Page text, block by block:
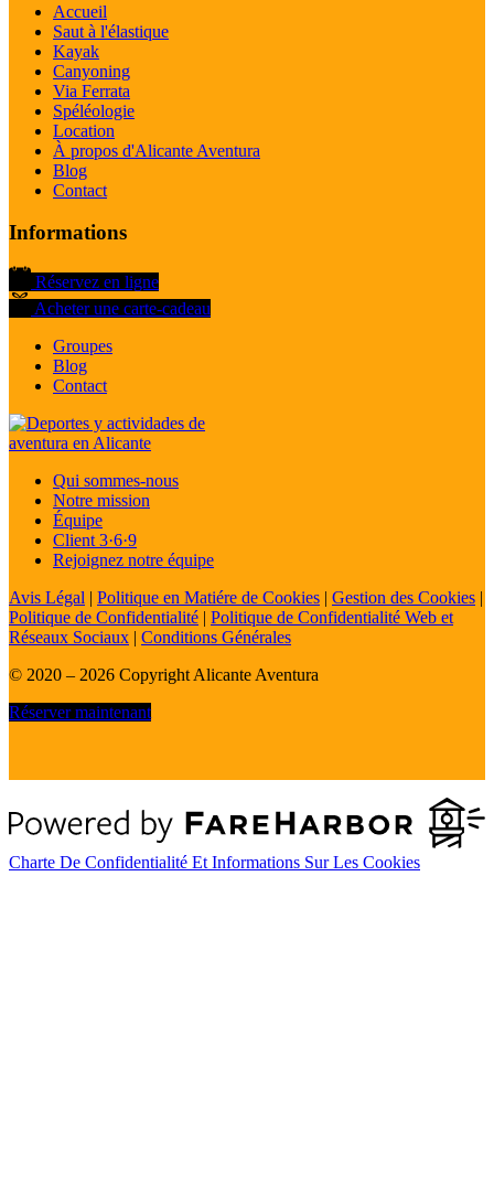
Accueil
Saut à l'élastique
Kayak
Canyoning
Via Ferrata
Spéléologie
Location
À propos d'Alicante Aventura
Blog
Contact
Informations
Réservez en ligne
Acheter une carte-cadeau
Groupes
Blog
Contact
Qui sommes-nous
Notre mission
Équipe
Client 3·6·9
Rejoignez notre équipe
Avis Légal | Politique en Matiére de Cookies | Gestion des Cookies |
Politique de Confidentialité | Politique de Confidentialité Web et
Réseaux Sociaux | Conditions Générales
© 2020 – 2026 Copyright Alicante Aventura
Réserver maintenant
Charte De Confidentialité Et Informations Sur Les Cookies